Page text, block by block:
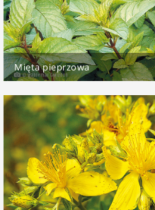
Mięta pieprzowa